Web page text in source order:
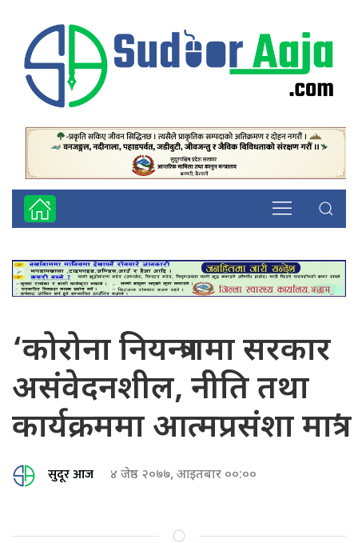
‘कोरोना नियन्त्रणमा सरकार
असंवेदनशील, नीति तथा
कार्यक्रममा आत्मप्रसंशा मात्र’
सुदूर आज ४ जेष्ठ २०७७, आइतबार ००:००